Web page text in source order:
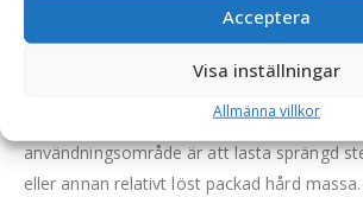
Acceptera
Visa inställningar
Allmänna villkor
bredd 3430 mm, med trubbskär,
Denna bergsskopa i Extreme Duty-
hantering av bergmaterial. Bergsskopans
användningsområde är att lasta sprängd
eller annan relativt löst packad hård